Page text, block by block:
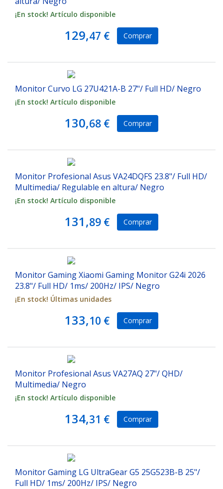
¡En stock! Artículo disponible
129,47 € Comprar
Monitor Curvo LG 27U421A-B 27"/ Full HD/ Negro
¡En stock! Artículo disponible
130,68 € Comprar
Monitor Profesional Asus VA24DQFS 23.8"/ Full HD/
Multimedia/ Regulable en altura/ Negro
¡En stock! Artículo disponible
131,89 € Comprar
Monitor Gaming Xiaomi Gaming Monitor G24i 2026
23.8"/ Full HD/ 1ms/ 200Hz/ IPS/ Negro
¡En stock! Últimas unidades
133,10 € Comprar
Monitor Profesional Asus VA27AQ 27"/ QHD/
Multimedia/ Negro
¡En stock! Artículo disponible
134,31 € Comprar
Monitor Gaming LG UltraGear G5 25G523B-B 25"/
Full HD/ 1ms/ 200Hz/ IPS/ Negro